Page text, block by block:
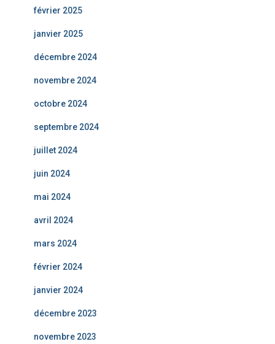
février 2025
janvier 2025
décembre 2024
novembre 2024
octobre 2024
septembre 2024
juillet 2024
juin 2024
mai 2024
avril 2024
mars 2024
février 2024
janvier 2024
décembre 2023
novembre 2023